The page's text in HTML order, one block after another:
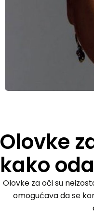
Olovke
kako
Olovke za oči su
omogućava da se